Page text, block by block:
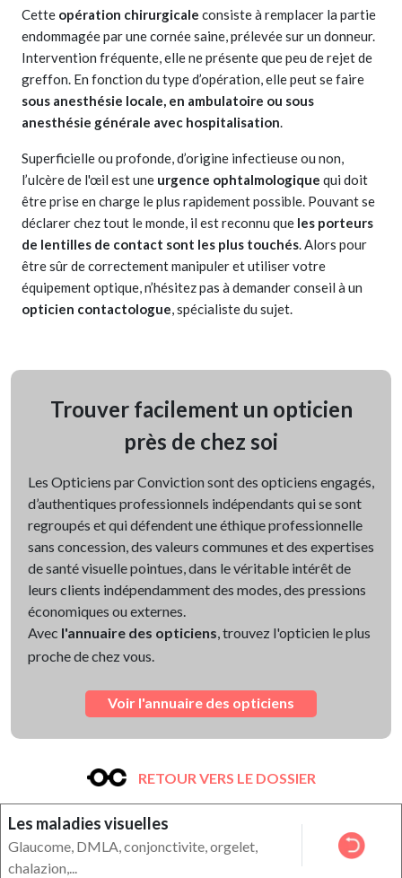
Cette opération chirurgicale consiste à remplacer la partie
endommagée par une cornée saine, prélevée sur un donneur.
Intervention fréquente, elle ne présente que peu de rejet de
greffon. En fonction du type d’opération, elle peut se faire
sous anesthésie locale, en ambulatoire ou sous
anesthésie générale avec hospitalisation.
Superficielle ou profonde, d’origine infectieuse ou non,
l’ulcère de l'œil est une urgence ophtalmologique qui doit
être prise en charge le plus rapidement possible. Pouvant se
déclarer chez tout le monde, il est reconnu que les porteurs
de lentilles de contact sont les plus touchés. Alors pour
être sûr de correctement manipuler et utiliser votre
équipement optique, n’hésitez pas à demander conseil à un
opticien contactologue, spécialiste du sujet.
Trouver facilement un opticien
près de chez soi
Les Opticiens par Conviction sont des opticiens engagés,
d’authentiques professionnels indépendants qui se sont
regroupés et qui défendent une éthique professionnelle
sans concession, des valeurs communes et des expertises
de santé visuelle pointues, dans le véritable intérêt de
leurs clients indépendamment des modes, des pressions
économiques ou externes.
Avec l'annuaire des opticiens, trouvez l'opticien le plus
proche de chez vous.
Voir l'annuaire des opticiens
RETOUR VERS LE DOSSIER
Les maladies visuelles
Glaucome, DMLA, conjonctivite, orgelet,
chalazion,...